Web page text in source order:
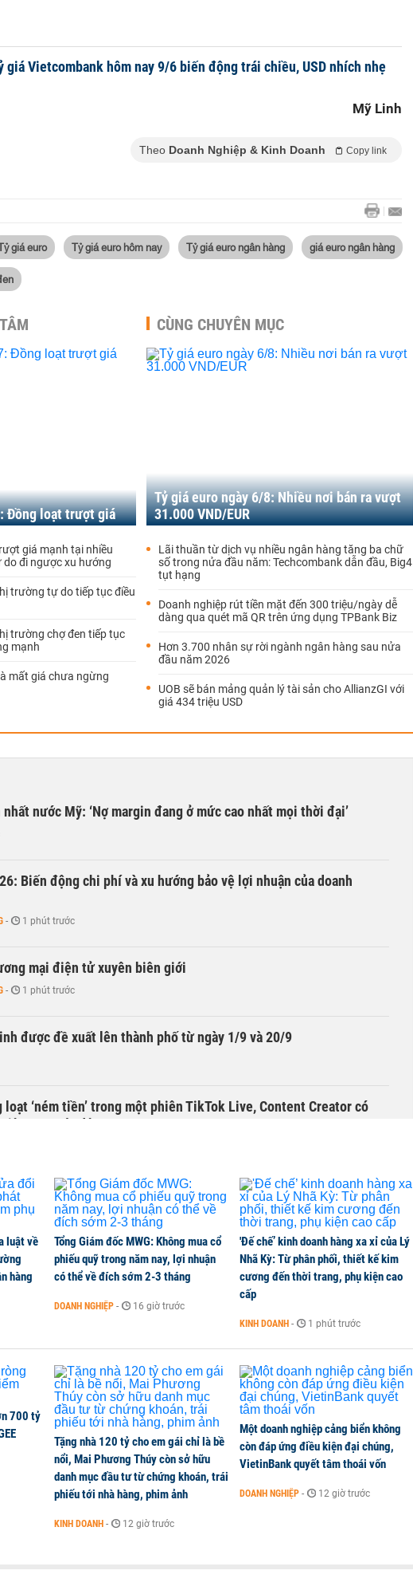
giá Vietcombank hôm nay 9/6 biến động trái chiều, USD nhích nhẹ
Mỹ Linh
Theo Doanh Nghiệp & Kinh Doanh Copy link
giá euro Tỷ giá euro hôm nay Tỷ giá euro ngân hàng giá euro ngân hàng
Đồng loạt trượt giá
giá mạnh tại nhiều
đi ngược xu hướng
trường tự do tiếp tục điều
trường chợ đen tiếp tục
mạnh
mất giá chưa ngừng
CÙNG CHUYÊN MỤC
Tỷ giá euro ngày 6/8: Nhiều nơi bán ra vượt
31.000 VND/EUR
Lãi thuần từ dịch vụ nhiều ngân hàng tăng ba chữ
số trong nửa đầu năm: Techcombank dẫn đầu, Big4
tụt hạng
Doanh nghiệp rút tiền mặt đến 300 triệu/ngày dễ
dàng qua quét mã QR trên ứng dụng TPBank Biz
Hơn 3.700 nhân sự rời ngành ngân hàng sau nửa
đầu năm 2026
UOB sẽ bán mảng quản lý tài sản cho AllianzGI với
giá 434 triệu USD
nhất nước Mỹ: ‘Nợ margin đang ở mức cao nhất mọi thời đại’
Biến động chi phí và xu hướng bảo vệ lợi nhuận của doanh
- 1 phút trước
mại điện tử xuyên biên giới
- 1 phút trước
được đề xuất lên thành phố từ ngày 1/9 và 20/9
‘ném tiền’ trong một phiên TikTok Live, Content Creator có
qua một đêm
luật về
hàng
Tổng Giám đốc MWG: Không mua cổ
phiếu quỹ trong năm nay, lợi nhuận
có thể về đích sớm 2-3 tháng
DOANH NGHIỆP - 16 giờ trước
'Đế chế’ kinh doanh hàng xa xỉ của Lý
Nhã Kỳ: Từ phân phối, thiết kế kim
cương đến thời trang, phụ kiện cao
cấp
KINH DOANH - 1 phút trước
700 tỷ
Tặng nhà 120 tỷ cho em gái chỉ là bề
nổi, Mai Phương Thúy còn sở hữu
danh mục đầu tư từ chứng khoán, trái
phiếu tới nhà hàng, phim ảnh
KINH DOANH - 12 giờ trước
Một doanh nghiệp cảng biển không
còn đáp ứng điều kiện đại chúng,
VietinBank quyết tâm thoái vốn
DOANH NGHIỆP - 12 giờ trước